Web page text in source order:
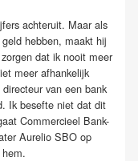
achteruit. Maar als
hebben, maakt hij
dat ik nooit meer
meer afhankelijk
van een bank
Ik besefte niet dat dit
Commercieel Bank-
Aurelio SBO op